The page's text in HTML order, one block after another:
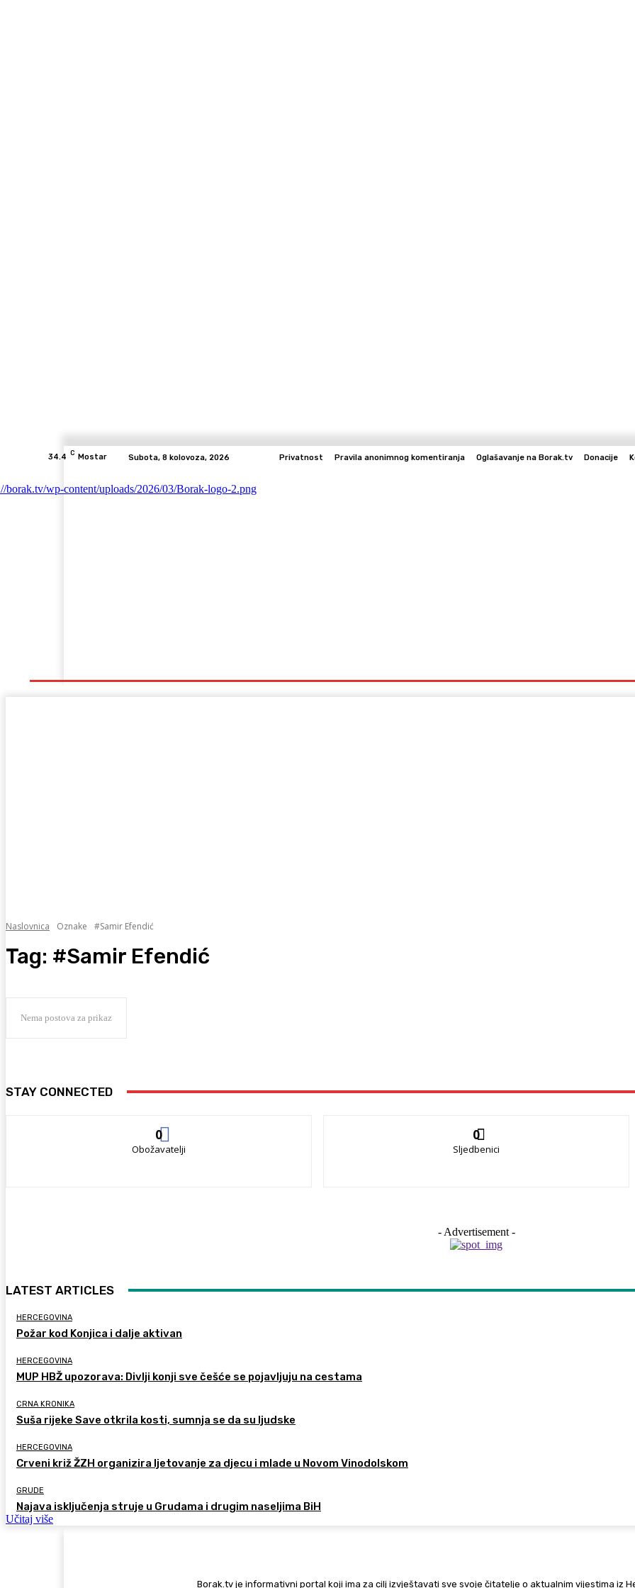
34.4 C Mostar Subota, 8 kolovoza, 2026 Privatnost Pravila anonimnog komentiranja Oglašavanje na Borak.tv Donacije
Naslovnica Oznake #Samir Efendić
Tag: #Samir Efendić
Nema postova za prikaz
STAY CONNECTED
0
Obožavatelji
0
Sljedbenici
- Advertisement -
LATEST ARTICLES
HERCEGOVINA
Požar kod Konjica i dalje aktivan
HERCEGOVINA
MUP HBŽ upozorava: Divlji konji sve češće se pojavljuju na cestama
CRNA KRONIKA
Suša rijeke Save otkrila kosti, sumnja se da su ljudske
HERCEGOVINA
Crveni križ ŽZH organizira ljetovanje za djecu i mlade u Novom Vinodolskom
GRUDE
Najava isključenja struje u Grudama i drugim naseljima BiH
Učitaj više
Borak.tv je informativni portal koji ima za cilj izvještavati sve svoje čitatelje o aktualnim vijestima iz